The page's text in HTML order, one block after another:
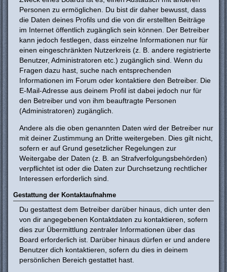
Personen zu ermöglichen. Du bist dir daher bewusst, dass
die Daten deines Profils und die von dir erstellten Beiträge
im Internet öffentlich zugänglich sein können. Der Betreiber
kann jedoch festlegen, dass einzelne Informationen nur für
einen eingeschränkten Nutzerkreis (z. B. andere registrierte
Benutzer, Administratoren etc.) zugänglich sind. Wenn du
Fragen dazu hast, suche nach entsprechenden
Informationen im Forum oder kontaktiere den Betreiber. Die
E-Mail-Adresse aus deinem Profil ist dabei jedoch nur für
den Betreiber und von ihm beauftragte Personen
(Administratoren) zugänglich.
Andere als die oben genannten Daten wird der Betreiber nur
mit deiner Zustimmung an Dritte weitergeben. Dies gilt nicht,
sofern er auf Grund gesetzlicher Regelungen zur
Weitergabe der Daten (z. B. an Strafverfolgungsbehörden)
verpflichtet ist oder die Daten zur Durchsetzung rechtlicher
Interessen erforderlich sind.
Gestattung der Kontaktaufnahme
Du gestattest dem Betreiber darüber hinaus, dich unter den
von dir angegebenen Kontaktdaten zu kontaktieren, sofern
dies zur Übermittlung zentraler Informationen über das
Board erforderlich ist. Darüber hinaus dürfen er und andere
Benutzer dich kontaktieren, sofern du dies in deinem
persönlichen Bereich gestattet hast.